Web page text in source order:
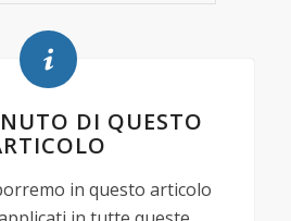
DI QUESTO
in questo articolo